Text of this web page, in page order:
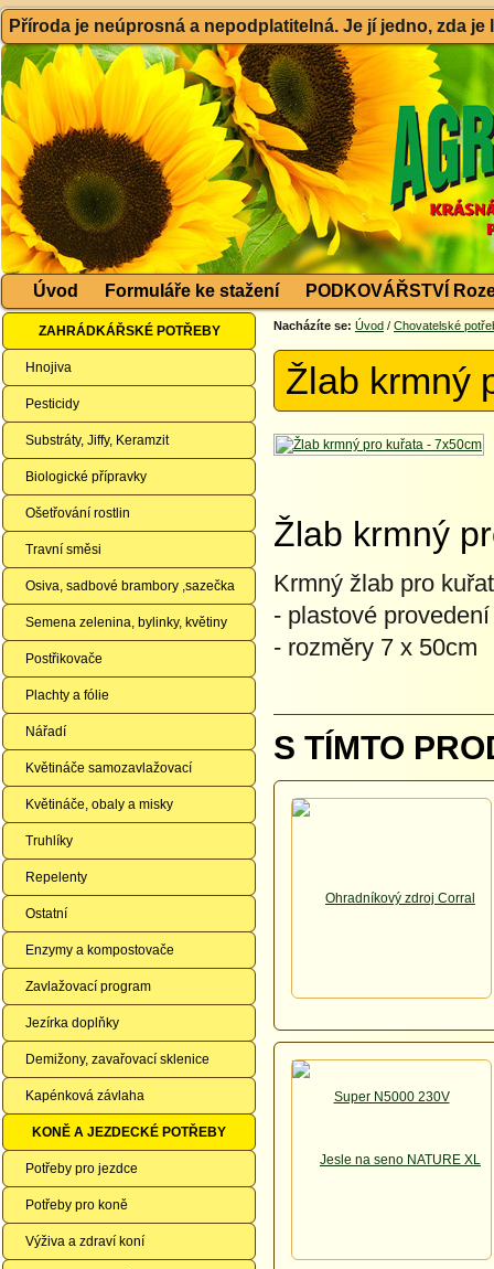
Příroda je neúprosná a nepodplatitelná. Je jí jedno, zda
Úvod Formuláře ke stažení PODKOVÁŘSTVÍ
ZAHRÁDKÁŘSKÉ POTŘEBY
Hnojiva
Pesticidy
Substráty, Jiffy, Keramzit
Biologické přípravky
Ošetřování rostlin
Travní směsi
Osiva, sadbové brambory ,sazečka
Semena zelenina, bylinky, květiny
Postřikovače
Plachty a fólie
Nářadí
Květináče samozavlažovací
Květináče, obaly a misky
Truhlíky
Repelenty
Ostatní
Enzymy a kompostovače
Zavlažovací program
Jezírka doplňky
Demižony, zavařovací sklenice
Kapénková závlaha
KONĚ A JEZDECKÉ POTŘEBY
Potřeby pro jezdce
Potřeby pro koně
Výživa a zdraví koní
Nacházíte se: Úvod / Chovatelské
Žlab krmný
Žlab krmný
Krmný žlab pro
- plastové provedení
- rozměry 7 x 50cm
S TÍMTO